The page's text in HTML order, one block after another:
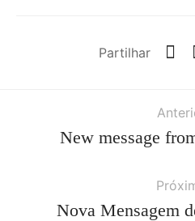
Partilhar
New message
Nova Mensagem